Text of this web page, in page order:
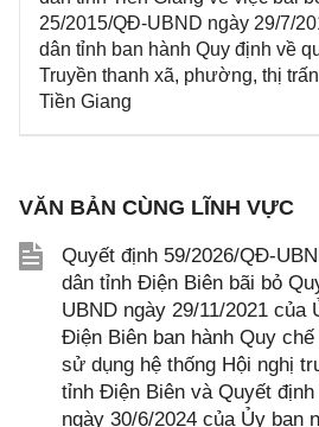
25/2015/QĐ-UBND ngày 29/7/
dân tỉnh ban hành Quy định về
Truyền thanh xã, phường, thị
Tiền Giang
VĂN BẢN CÙNG LĨNH VỰC
Quyết định 59/2026/QĐ-
dân tỉnh Điện Biên bãi bỏ
UBND ngày 29/11/2021 của
Điện Biên ban hành Quy
sử dụng hệ thống Hội nghị
tỉnh Điện Biên và Quyết
ngày 30/6/2024 của Ủy ban